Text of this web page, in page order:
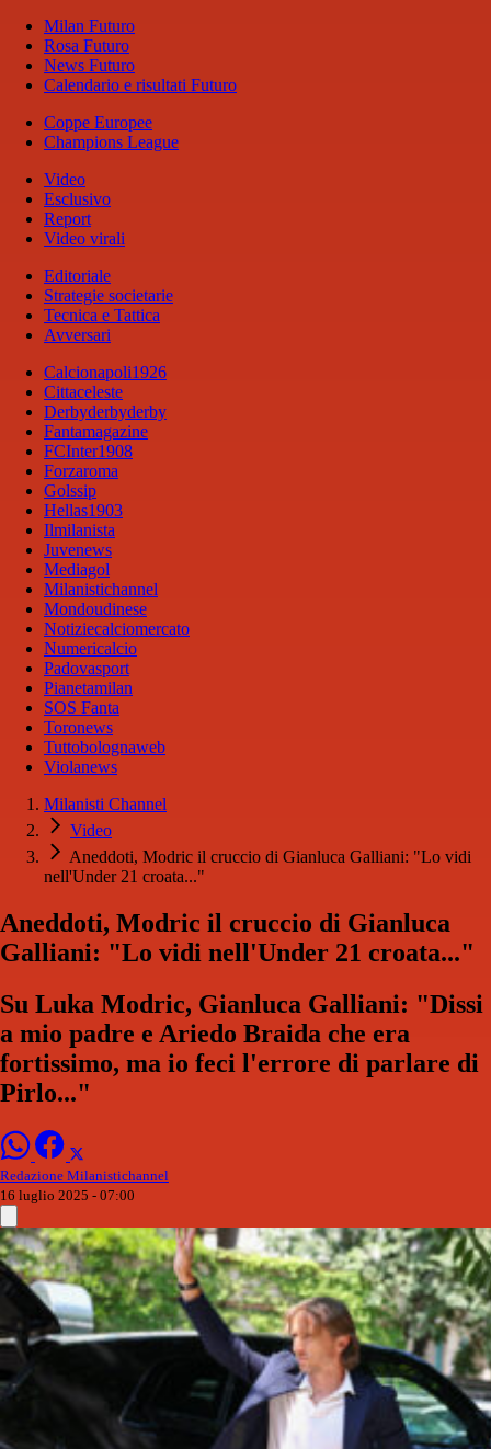
Milan Futuro
Rosa Futuro
News Futuro
Calendario e risultati Futuro
Coppe Europee
Champions League
Video
Esclusivo
Report
Video virali
Editoriale
Strategie societarie
Tecnica e Tattica
Avversari
Calcionapoli1926
Cittaceleste
Derbyderbyderby
Fantamagazine
FCInter1908
Forzaroma
Golssip
Hellas1903
Ilmilanista
Juvenews
Mediagol
Milanistichannel
Mondoudinese
Notiziecalciomercato
Numericalcio
Padovasport
Pianetamilan
SOS Fanta
Toronews
Tuttobolognaweb
Violanews
Milanisti Channel
Video
Aneddoti, Modric il cruccio di Gianluca Galliani: "Lo vidi
nell'Under 21 croata..."
Aneddoti, Modric il cruccio di Gianluca
Galliani: "Lo vidi nell'Under 21 croata..."
Su Luka Modric, Gianluca Galliani: "Dissi
a mio padre e Ariedo Braida che era
fortissimo, ma io feci l'errore di parlare di
Pirlo..."
Redazione Milanistichannel
16 luglio 2025 - 07:00